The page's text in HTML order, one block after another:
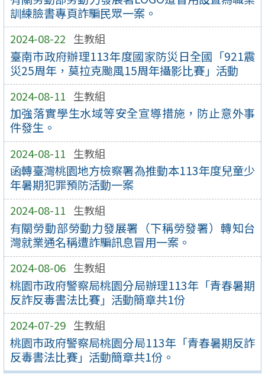
訓練臉書專頁詐騙民眾一案。
2024-08-22 生教組
臺南市政府辦理113年度國家防災日全國「921震
災25周年，莫拉克颱風15周年攝影比賽」活動
2024-08-11 生教組
加強落實學生水域等安全宣導措施，防止意外事
件發生。
2024-08-11 生教組
函轉臺灣桃園地方檢察署為推動本113年度兒童少
年暑期犯罪預防活動一案
2024-08-11 生教組
有關勞動部勞動力發展署（下稱勞發署）轉知台
灣就業通名稱遭詐騙訊息冒用一案。
2024-08-06 生教組
桃園市政府警察局桃園分局辦理113年「青春暑期
反詐反毒書法比賽」活動簡章共1份
2024-07-29 生教組
桃園市政府警察局桃園分局113年「青春暑期反詐
反毒書法比賽」活動簡章共1份。